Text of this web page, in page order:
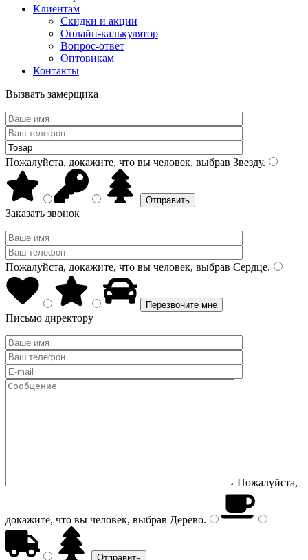
Клиентам
Скидки и акции
Онлайн-калькулятор
Вопрос-ответ
Оптовикам
Контакты
Вызвать замерщика
Пожалуйста, докажите, что вы человек, выбрав Звезду.
Заказать звонок
Пожалуйста, докажите, что вы человек, выбрав Сердце.
Письмо директору
Пожалуйста,
докажите, что вы человек, выбрав Дерево.